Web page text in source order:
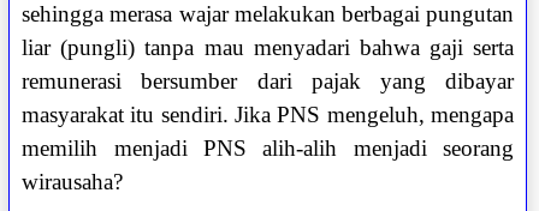
sehingga merasa wajar melakukan berbagai pungutan
liar (pungli) tanpa mau menyadari bahwa gaji serta
remunerasi bersumber dari pajak yang dibayar
masyarakat itu sendiri. Jika PNS mengeluh, mengapa
memilih menjadi PNS alih-alih menjadi seorang
wirausaha?